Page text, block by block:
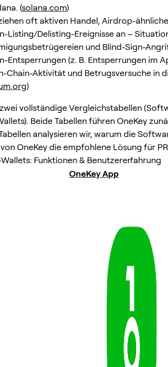
(solana.com)
oft aktiven Handel, Airdrop-ähnliche
Listing/Delisting-Ereignisse an –
und Blind-Sign-
Entsperrungen (z. B. Entsperrungen im
Chain-Aktivität und Betrugsversuche in
)
vollständige Vergleichstabellen
Beide Tabellen führen OneKey
analysieren wir, warum die
OneKey die empfohlene Lösung für
Funktionen & Benutzererfahrung
OneKey App